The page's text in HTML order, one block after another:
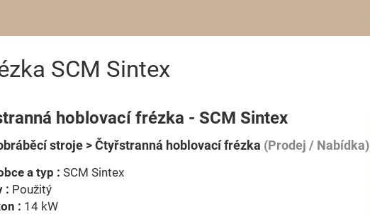
SCM Sintex
hoblovací frézka - SCM Sintex
stroje > Čtyřstranná hoblovací frézka (Prodej / Nabídka)
a typ : SCM Sintex
: Použitý
: 14 kW